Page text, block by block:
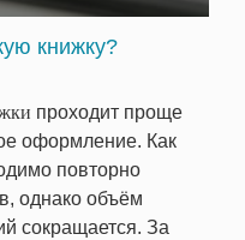
книжку?
проходит проще
оформление. Как
повторно
однако объём
сокращается. За